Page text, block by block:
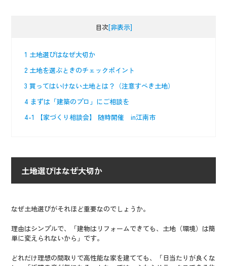
目次[非表示]
1 土地選びはなぜ大切か
2 土地を選ぶときのチェックポイント
3 買ってはいけない土地とは？（注意すべき土地）
4 まずは「建築のプロ」にご相談を
4-1
【家づくり相談会】 随時開催 in江南市
土地選びはなぜ大切か
なぜ土地選びがそれほど重要なのでしょうか。
理由はシンプルで、「建物はリフォームできても、土地（環境）は簡
単に変えられないから」です。
どれだけ理想の間取りで高性能な家を建てても、「日当たりが良くな